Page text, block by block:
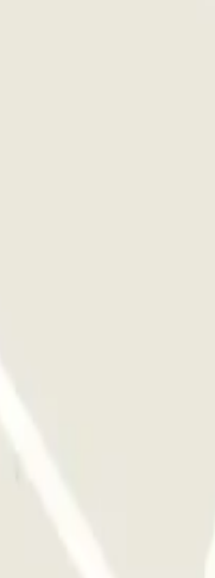
em Estrasburgo
Les Tanneurs
da Parclick.
nas imediações.